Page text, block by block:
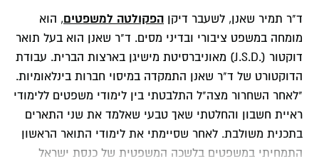
ד"ר תמיר שאנן, לשעבר דיקן הפקולטה למשפטים, הוא
מומחה במשפט ציבורי ובדיני מסים. ד"ר שאנן הוא בעל תואר
דוקטור (.J.S.D) מאוניברסיטת מישיגן בארצות הברית. עבודת
הדוקטורט של ד"ר שאנן התמקדה במיסוי חברות בינלאומיות.
"לאחר השחרור מצה"ל התלבטתי בין לימודי משפטים ללימודי
ראיית חשבון והחלטתי שאך טבעי שאלמד את שני התארים
בתכנית משולבת. לאחר שסיימתי את לימודי התואר הראשון
התמחיתי במשפטים בלשכה המשפטית של כנסת ישראל